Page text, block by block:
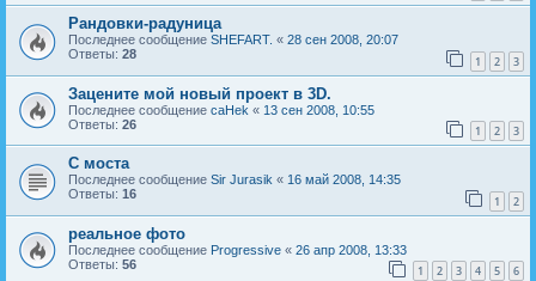
Рандовки-радуница
Последнее сообщение SHEFART. « 28 сен 2008, 20:07
Ответы: 28 1 2 3
Зацените мой новый проект в 3D.
Последнее сообщение caHek « 13 сен 2008, 10:55
Ответы: 26 1 2 3
C моста
Последнее сообщение Sir Jurasik « 16 май 2008, 14:35
Ответы: 16 1 2
реальное фото
Последнее сообщение Progressive « 26 апр 2008, 13:33
Ответы: 56 1 2 3 4 5 6